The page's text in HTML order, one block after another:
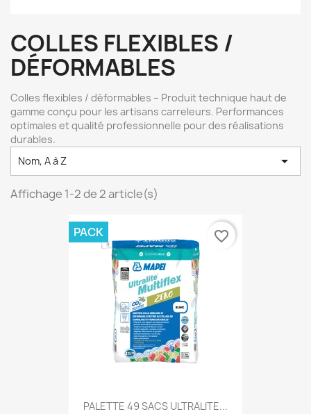
COLLES FLEXIBLES /
DÉFORMABLES
Colles flexibles / déformables – Produit technique haut de
gamme conçu pour les artisans carreleurs. Performances
optimales et qualité professionnelle pour des réalisations
durables.
Nom, A à Z

Affichage 1-2 de 2 article(s)
PALETTE 49 SACS ULTRALITE...
PACK favorite_border